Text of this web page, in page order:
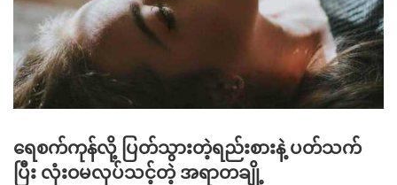
ရေစက်ကုန်လို့ ပြတ်သွားတဲ့ရည်းစားနဲ့ ပတ်သက်
ပြီး လုံးဝမလုပ်သင့်တဲ့ အရာတချို့